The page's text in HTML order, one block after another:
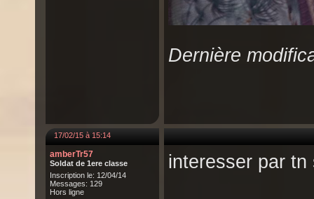
Dernière
17/02/15 à 15:14
amberTr57
Soldat de 1ere classe
Inscription le: 12/04/14
Messages: 129
Hors ligne
interesser par tn